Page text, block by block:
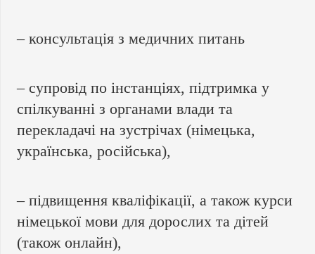
– консультація з медичних питань
– супровід по інстанціях, підтримка у
спілкуванні з органами влади та
перекладачі на зустрічах (німецька,
українська, російська),
– підвищення кваліфікації, а також курси
німецької мови для дорослих та дітей
(також онлайн),